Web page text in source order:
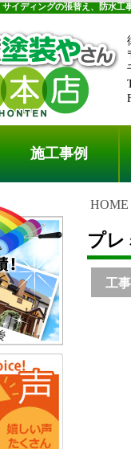
イディングの張替え、防水工
施工事例
HOME
プレ
工